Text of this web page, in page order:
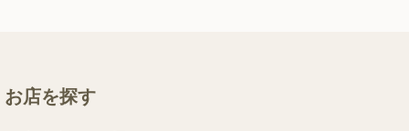
お店を探す